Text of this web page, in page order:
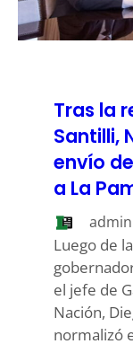
Tras la
Santilli,
envío
a La
Luego de
el jefe de
Nación,
normalizó